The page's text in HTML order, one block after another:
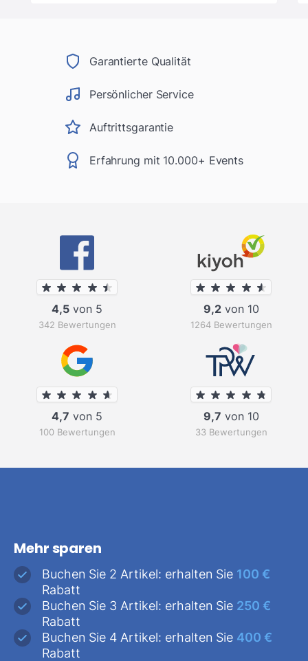
Garantierte Qualität
Persönlicher Service
Auftrittsgarantie
Erfahrung mit 10.000+ Events
4,5 von 5
342 Bewertungen
9,2von 10
1264 Bewertungen
4,7 von 5
100 Bewertungen
9,7 von 10
33 Bewertungen
Mehr sparen
Buchen Sie 2 Artikel: erhalten Sie 100 €
Rabatt
Buchen Sie 3 Artikel: erhalten Sie 250 €
Rabatt
Buchen Sie 4 Artikel: erhalten Sie 400 €
Rabatt